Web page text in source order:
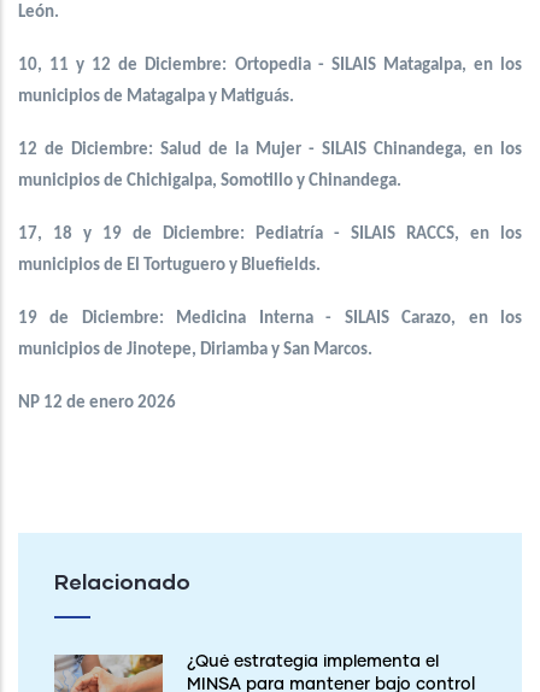
León.
10, 11 y 12 de Diciembre: Ortopedia - SILAIS Matagalpa, en los
municipios de Matagalpa y Matiguás.
12 de Diciembre: Salud de la Mujer - SILAIS Chinandega, en los
municipios de Chichigalpa, Somotillo y Chinandega.
17, 18 y 19 de Diciembre: Pediatría - SILAIS RACCS, en los
municipios de El Tortuguero y Bluefields.
19 de Diciembre: Medicina Interna - SILAIS Carazo, en los
municipios de Jinotepe, Diriamba y San Marcos.
NP 12 de enero 2026
Relacionado
¿Qué estrategia implementa el
MINSA para mantener bajo control